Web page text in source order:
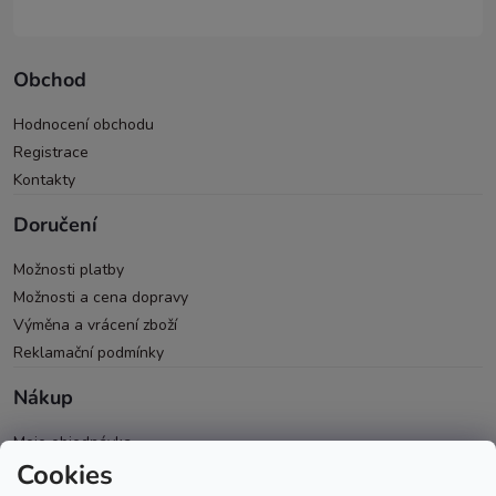
Cookies
Obchod
Hodnocení obchodu
Registrace
Kontakty
Doručení
Možnosti platby
Možnosti a cena dopravy
Výměna a vrácení zboží
Reklamační podmínky
Nákup
Moje objednávka
Všeobecné obchodní podmínky